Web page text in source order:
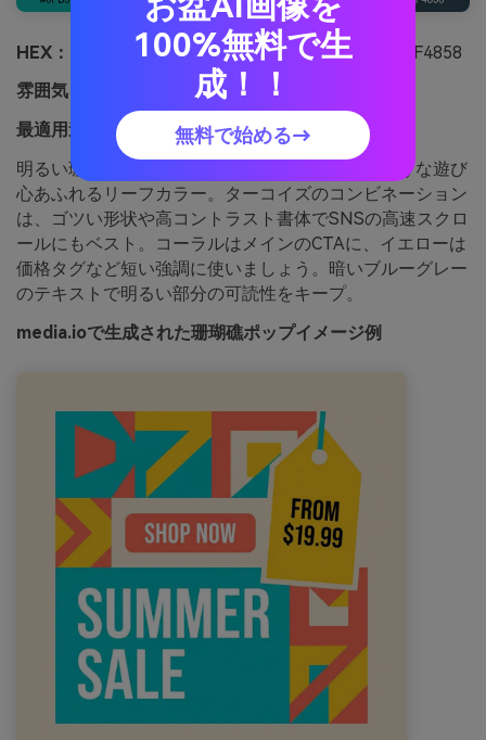
HEX：
#0FB9B1 #FF6B6B #FFE66D #F7FFF7 #2F4858
雰囲気：
遊び心、大胆、パンチのある
最適用途：
ソーシャルメディア広告クリエイティブ
明るい珊瑚や魚が泳ぎ回るシュノーケリングのような遊び
心あふれるリーフカラー。ターコイズのコンビネーション
は、ゴツい形状や高コントラスト書体でSNSの高速スクロ
ールにもベスト。コーラルはメインのCTAに、イエローは
価格タグなど短い強調に使いましょう。暗いブルーグレー
のテキストで明るい部分の可読性をキープ。
media.ioで生成された珊瑚礁ポップイメージ例
100%無料で生
成！！
無料で始める→